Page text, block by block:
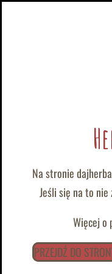
List Otwarty do
Czy inkluzywność
Piszę ten list,
pozarządowa
Na stronie
Jeśli się na to nie
Więcej o
PRZEJDŹ DO